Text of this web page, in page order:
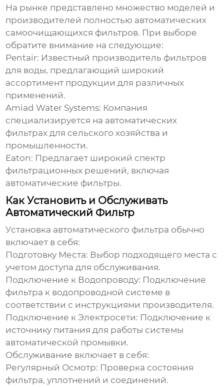
На рынке представлено множество моделей и
производителей полностью автоматических
самоочищающихся фильтров. При выборе
обратите внимание на следующие:
Pentair: Известный производитель фильтров
для воды, предлагающий широкий
ассортимент продукции для различных
применений.
Amiad Water Systems: Компания
специализируется на автоматических
фильтрах для сельского хозяйства и
промышленности.
Eaton: Предлагает широкий спектр
фильтрационных решений, включая
автоматические фильтры.
Как Установить и Обслуживать
Автоматический Фильтр
Установка автоматического фильтра обычно
включает в себя:
Подготовку Места: Выбор подходящего места с
учетом доступа для обслуживания.
Подключение к Водопроводу: Подключение
фильтра к водопроводной системе в
соответствии с инструкциями производителя.
Подключение к Электросети: Подключение к
источнику питания для работы системы
автоматической промывки.
Обслуживание включает в себя:
Регулярный Осмотр: Проверка состояния
фильтра, уплотнений и соединений.